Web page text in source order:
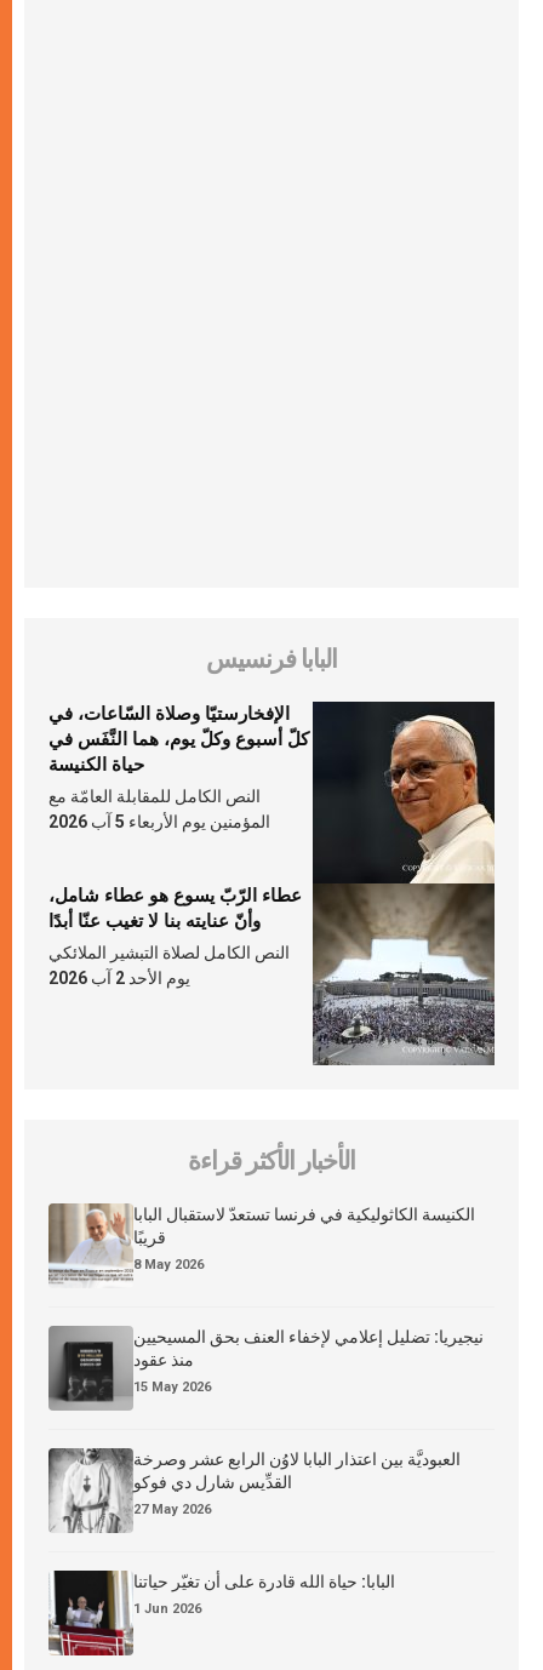
البابا فرنسيس
الإفخارستيّا وصلاة السّاعات، في
كلّ أسبوع وكلّ يوم، هما النَّفَس في
حياة الكنيسة
النص الكامل للمقابلة العامّة مع
المؤمنين يوم الأربعاء 5 آب 2026
عطاء الرّبّ يسوع هو عطاء شامل،
وأنّ عنايته بنا لا تغيب عنّا أبدًا
النص الكامل لصلاة التبشير الملائكي
يوم الأحد 2 آب 2026
الأخبار الأكثر قراءة
الكنيسة الكاثوليكية في فرنسا تستعدّ لاستقبال البابا
قريبًا
8 May 2026
نيجيريا: تضليل إعلامي لإخفاء العنف بحق المسيحيين
منذ عقود
15 May 2026
العبوديَّة بين اعتذار البابا لاوُن الرابع عشر وصرخة
القدِّيس شارل دي فوكو
27 May 2026
البابا: حياة الله قادرة على أن تغيّر حياتنا
1 Jun 2026